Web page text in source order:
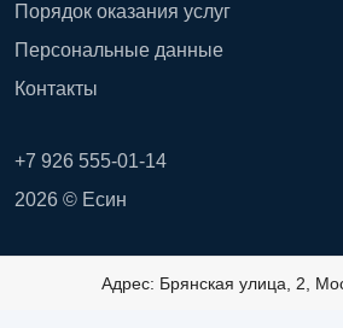
Порядок оказания услуг
Персональные данные
Контакты
+7 926 555-01-14
2026 © Есин
Адрес: Брянская улица, 2,